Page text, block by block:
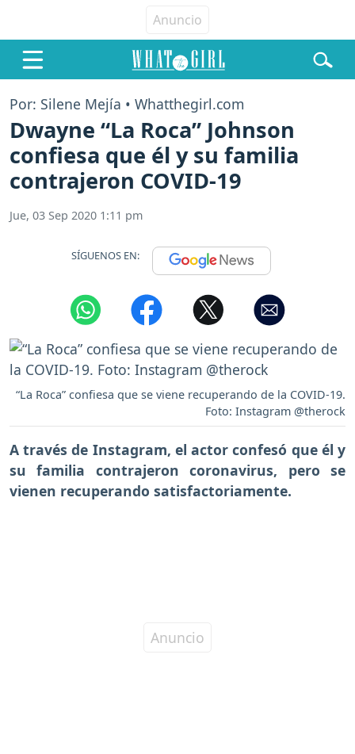
Por: Silene Mejía • Whatthegirl.com
Dwayne “La Roca” Johnson
confiesa que él y su familia
contrajeron COVID-19
Jue, 03 Sep 2020 1:11 pm
SÍGUENOS EN:
“La Roca” confiesa que se viene recuperando de la COVID-19.
Foto: Instagram @therock
A través de Instagram, el actor confesó que él y
su familia contrajeron coronavirus, pero se
vienen recuperando satisfactoriamente.